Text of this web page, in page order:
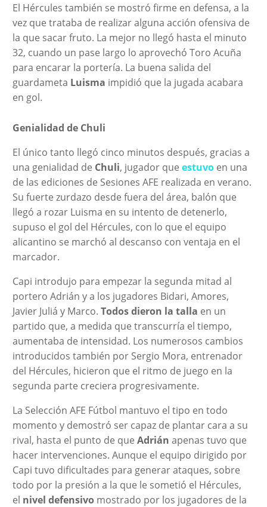
El Hércules también se mostró firme en defensa, a la
vez que trataba de realizar alguna acción ofensiva de
la que sacar fruto. La mejor no llegó hasta el minuto
32, cuando un pase largo lo aprovechó Toro Acuña
para encarar la portería. La buena salida del
guardameta Luisma impidió que la jugada acabara
en gol.
Genialidad de Chuli
El único tanto llegó cinco minutos después, gracias a
una genialidad de Chuli, jugador que estuvoen una
de las ediciones de Sesiones AFE realizada en verano.
Su fuerte zurdazo desde fuera del área, balón que
llegó a rozar Luisma en su intento de detenerlo,
supuso el gol del Hércules, con lo que el equipo
alicantino se marchó al descanso con ventaja en el
marcador.
Capi introdujo para empezar la segunda mitad al
portero Adrián y a los jugadores Bidari, Amores,
Javier Juliá y Marco. Todos dieron la talla en un
partido que, a medida que transcurría el tiempo,
aumentaba de intensidad. Los numerosos cambios
introducidos también por Sergio Mora, entrenador
del Hércules, hicieron que el ritmo de juego en la
segunda parte creciera progresivamente.
La Selección AFE Fútbol mantuvo el tipo en todo
momento y demostró ser capaz de plantar cara a su
rival, hasta el punto de que Adrián apenas tuvo que
hacer intervenciones. Aunque el equipo dirigido por
Capi tuvo dificultades para generar ataques, sobre
todo por la presión a la que le sometió el Hércules,
el nivel defensivomostrado por los jugadores de la